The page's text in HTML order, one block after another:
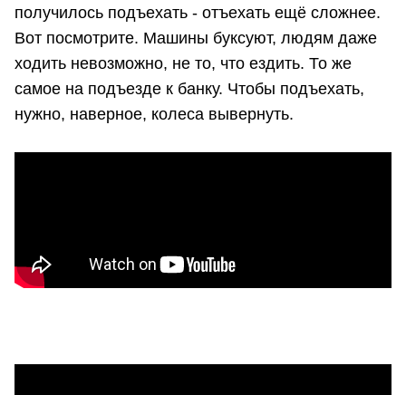
получилось подъехать - отъехать ещё сложнее.
Вот посмотрите. Машины буксуют, людям даже
ходить невозможно, не то, что ездить. То же
самое на подъезде к банку. Чтобы подъехать,
нужно, наверное, колеса вывернуть.